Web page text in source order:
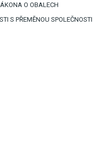
O OBALECH
S PŘEMĚNOU SPOLEČNOSTI